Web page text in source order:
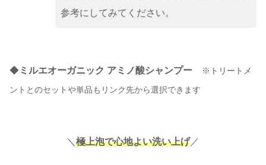
参考にしてみてください。
◆ミルエオーガニック アミノ酸シャンプー
※トリートメ
ントとのセットや単品もリンク先から選択できます
＼ 極上泡で心地よい洗い上げ／